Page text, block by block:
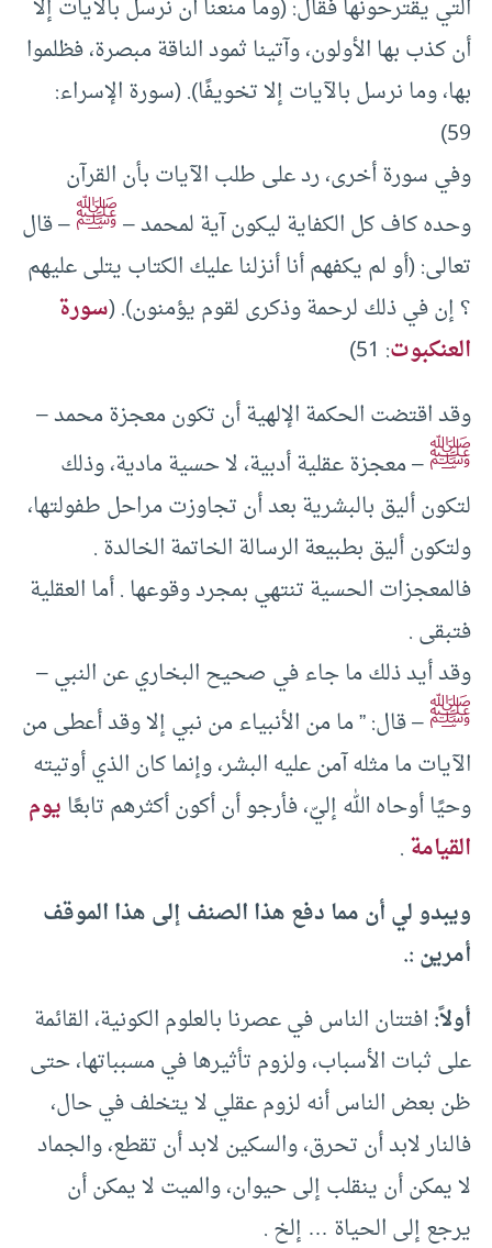
التي يقترحونها فقال: (وما منعنا أن نرسل بالآيات إلا
أن كذب بها الأولون، وآتينا ثمود الناقة مبصرة، فظلموا
بها، وما نرسل بالآيات إلا تخويفًا). (سورة الإسراء:
59)
وفي سورة أخرى، رد على طلب الآيات بأن القرآن
وحده كاف كل الكفاية ليكون آية لمحمد –ﷺ– قال
تعالى: (أو لم يكفهم أنا أنزلنا عليك الكتاب يتلى عليهم
؟ إن في ذلك لرحمة وذكرى لقوم يؤمنون). (سورة
العنكبوت: 51)
وقد اقتضت الحكمة الإلهية أن تكون معجزة محمد –
ﷺ– معجزة عقلية أدبية، لا حسية مادية، وذلك
لتكون أليق بالبشرية بعد أن تجاوزت مراحل طفولتها،
ولتكون أليق بطبيعة الرسالة الخاتمة الخالدة .
فالمعجزات الحسية تنتهي بمجرد وقوعها . أما العقلية
فتبقى .
وقد أيد ذلك ما جاء في صحيح البخاري عن النبي –
ﷺ– قال: ” ما من الأنبياء من نبي إلا وقد أعطى من
الآيات ما مثله آمن عليه البشر، وإنما كان الذي أوتيته
وحيًا أوحاه الله إليّ، فأرجو أن أكون أكثرهم تابعًايوم
القيامة.
ويبدو لي أن مما دفع هذا الصنف إلى هذا الموقف
أمرين :.
أولاً:افتتان الناس في عصرنا بالعلوم الكونية، القائمة
على ثبات الأسباب، ولزوم تأثيرها في مسبباتها، حتى
ظن بعض الناس أنه لزوم عقلي لا يتخلف في حال،
فالنار لابد أن تحرق، والسكين لابد أن تقطع، والجماد
لا يمكن أن ينقلب إلى حيوان، والميت لا يمكن أن
يرجع إلى الحياة … إلخ .